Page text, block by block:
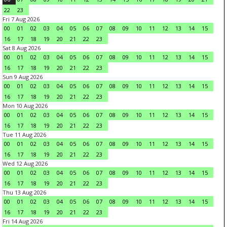
22
23
Fri 7 Aug 2026
00
01 02 03 04 05 06 07 08 09 10 11 12 13 14
15
16
17 18 19 20 21 22
23
Sat 8 Aug 2026
00
01 02 03 04 05 06 07 08 09 10 11 12 13 14
15
16
17 18 19 20 21 22
23
Sun 9 Aug 2026
00
01 02 03 04 05 06 07 08 09 10 11 12 13 14
15
16
17 18 19 20 21 22
23
Mon 10 Aug 2026
00
01 02 03 04 05 06 07 08 09 10 11 12 13 14
15
16
17 18 19 20 21 22
23
Tue 11 Aug 2026
00
01 02 03 04 05 06 07 08 09 10 11 12 13 14
15
16
17 18 19 20 21 22
23
Wed 12 Aug 2026
00
01 02 03 04 05 06 07 08 09 10 11 12 13 14
15
16
17 18 19 20 21 22
23
Thu 13 Aug 2026
00
01 02 03 04 05 06 07 08 09 10 11 12 13 14
15
16
17 18 19 20 21 22
23
Fri 14 Aug 2026